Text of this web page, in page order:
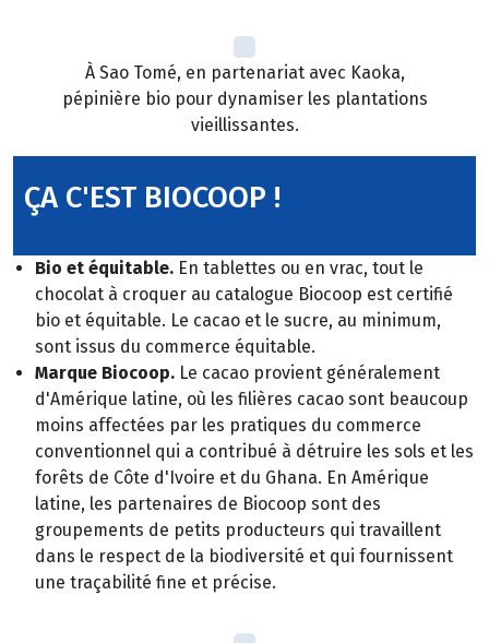
À Sao Tomé, en partenariat avec Kaoka,
pépinière bio pour dynamiser les plantations
vieillissantes.
ÇA C'EST BIOCOOP !
Bio et équitable. En tablettes ou en vrac, tout le
chocolat à croquer au catalogue Biocoop est certifié
bio et équitable. Le cacao et le sucre, au minimum,
sont issus du commerce équitable.
Marque Biocoop. Le cacao provient généralement
d'Amérique latine, où les filières cacao sont beaucoup
moins affectées par les pratiques du commerce
conventionnel qui a contribué à détruire les sols et les
forêts de Côte d'Ivoire et du Ghana. En Amérique
latine, les partenaires de Biocoop sont des
groupements de petits producteurs qui travaillent
dans le respect de la biodiversité et qui fournissent
une traçabilité fine et précise.